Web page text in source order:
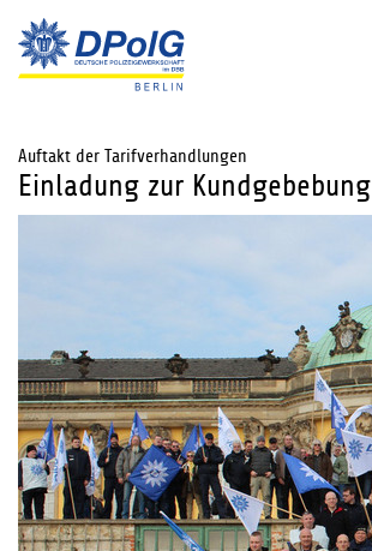
Auftakt der Tarifverhandlungen
Einladung zur Kundgebebung